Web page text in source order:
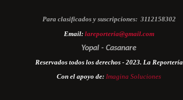
Para clasificados y suscripciones: 3112158302
Email: lareporteria@gmail.com
Yopal - Casanare
Reservados todos los derechos - 2023. La Reportería
Con el apoyo de: Imagina Soluciones